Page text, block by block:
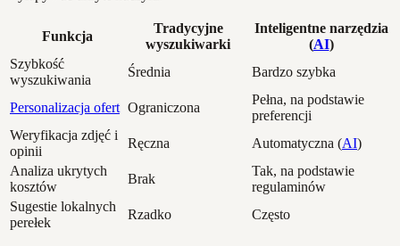
Funkcja
Tradycyjne
wyszukiwarki
Inteligentne narzędzia
(AI)
Szybkość
wyszukiwania
Średnia Bardzo szybka
Personalizacja ofert Ograniczona
Pełna, na podstawie
preferencji
Weryfikacja zdjęć i
opinii
Ręczna Automatyczna (AI)
Analiza ukrytych
kosztów
Brak
Tak, na podstawie
regulaminów
Sugestie lokalnych
perełek
Rzadko Często